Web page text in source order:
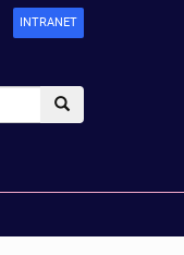
INTRANET